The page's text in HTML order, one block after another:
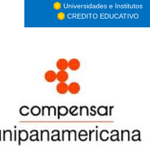
Universidades e Institutos
CREDITO EDUCATIVO